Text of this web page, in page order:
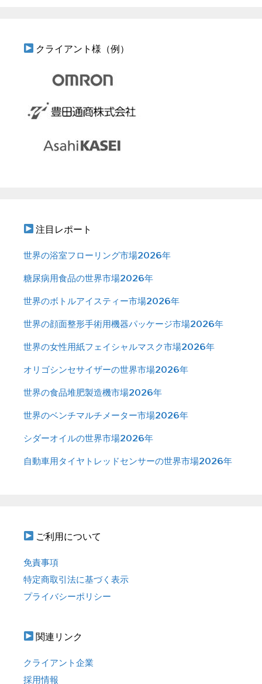
クライアント様（例）
注目レポート
世界の浴室フローリング市場2026年
糖尿病用食品の世界市場2026年
世界のボトルアイスティー市場2026年
世界の顔面整形手術用機器パッケージ市場2026年
世界の女性用紙フェイシャルマスク市場2026年
オリゴシンセサイザーの世界市場2026年
世界の食品堆肥製造機市場2026年
世界のベンチマルチメーター市場2026年
シダーオイルの世界市場2026年
自動車用タイヤトレッドセンサーの世界市場2026年
ご利用について
免責事項
特定商取引法に基づく表示
プライバシーポリシー
関連リンク
クライアント企業
採用情報